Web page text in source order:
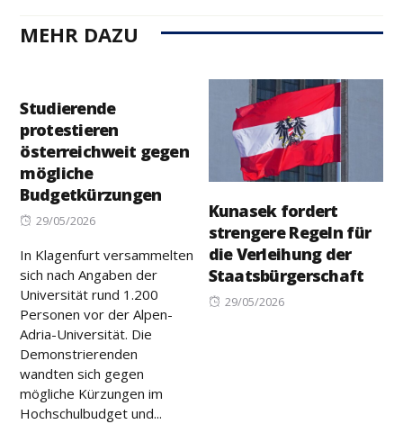
MEHR DAZU
Studierende
protestieren
österreichweit gegen
mögliche
Budgetkürzungen
Posted
29/05/2026
In Klagenfurt versammelten
sich nach Angaben der
Universität rund 1.200
Personen vor der Alpen-
Adria-Universität. Die
Demonstrierenden
wandten sich gegen
mögliche Kürzungen im
Hochschulbudget und...
Kunasek fordert
strengere Regeln für
die Verleihung der
Staatsbürgerschaft
Posted
29/05/2026